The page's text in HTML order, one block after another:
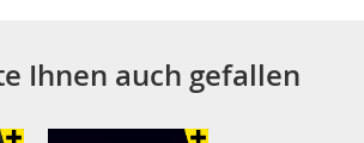
Ihnen auch gefallen